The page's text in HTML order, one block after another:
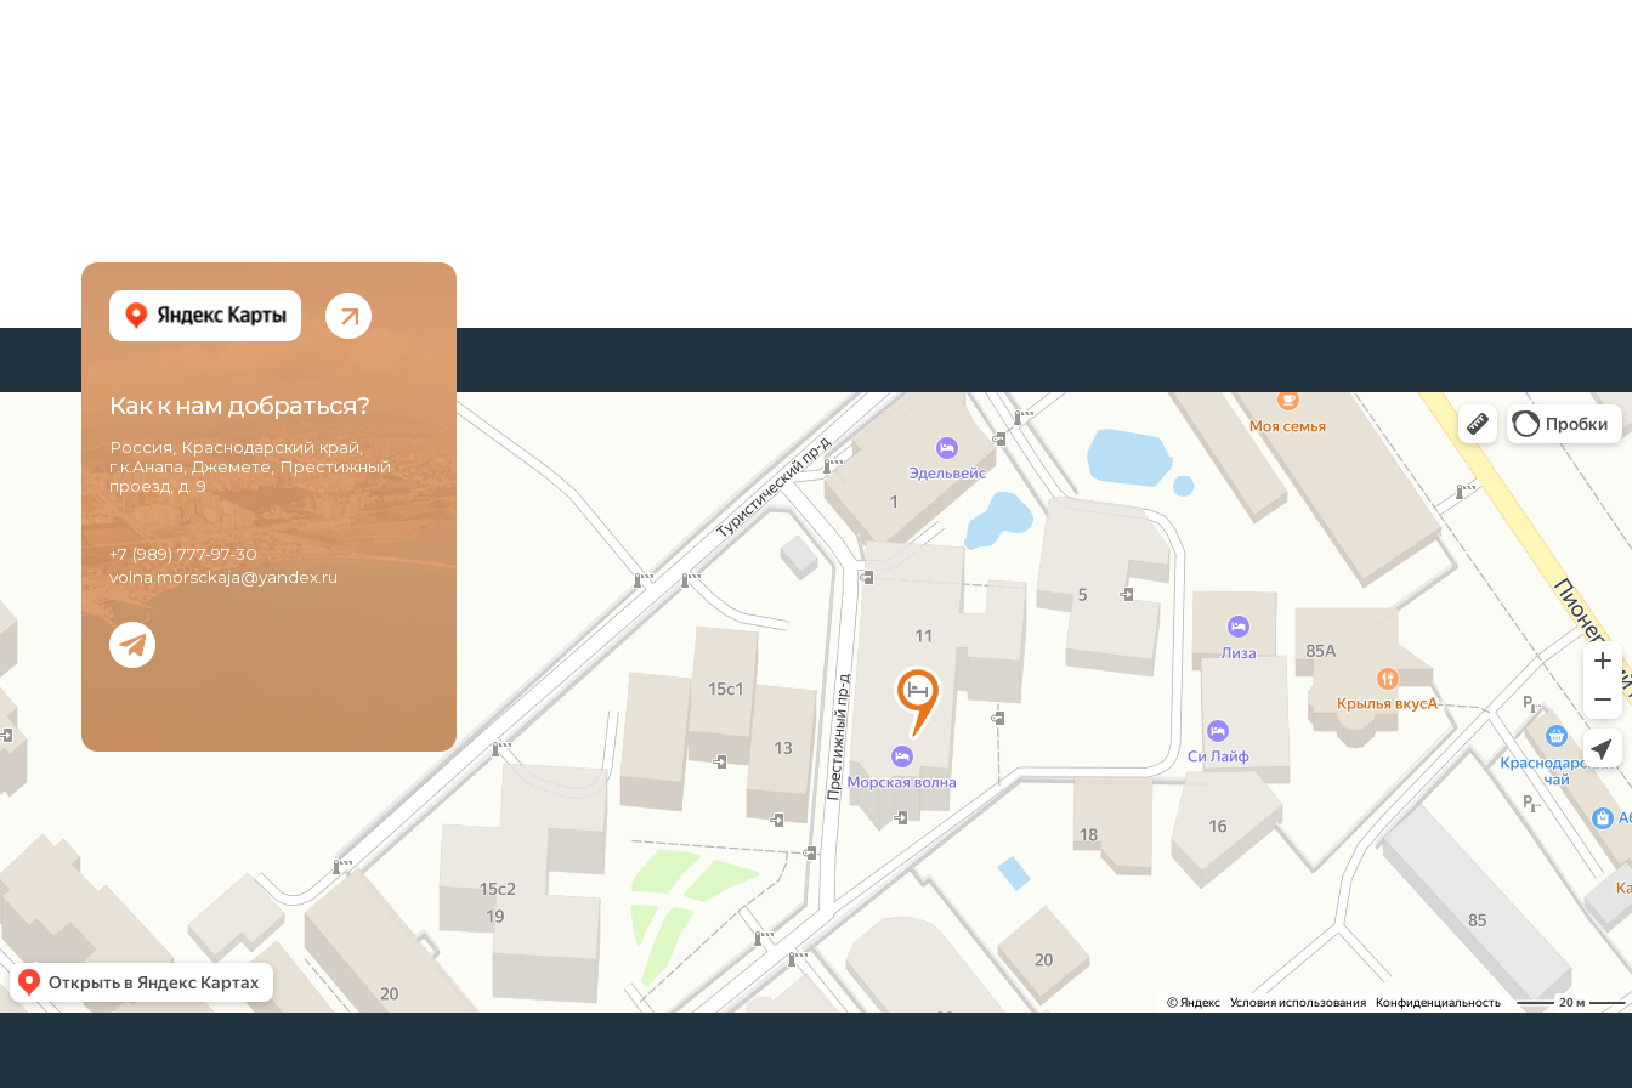
Как к нам добраться?
Россия, Краснодарский край,
г.к.Анапа, Джемете, Престижный
проезд, д. 9
+7 (989) 777-97-30
volna.morsckaja@yandex.ru